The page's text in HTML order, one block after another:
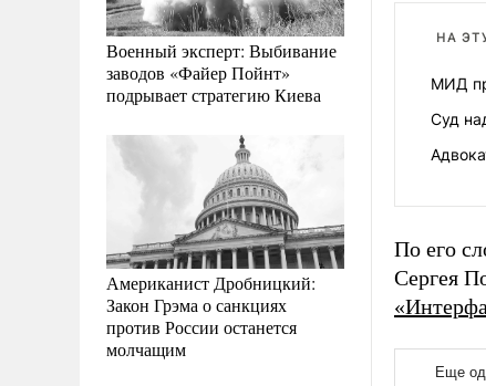
Военный эксперт: Выбивание
заводов «Файер Пойнт»
подрывает стратегию Киева
Американист Дробницкий:
Закон Грэма о санкциях
против России останется
молчащим
НА
МИД
Суд
По его
Сергея